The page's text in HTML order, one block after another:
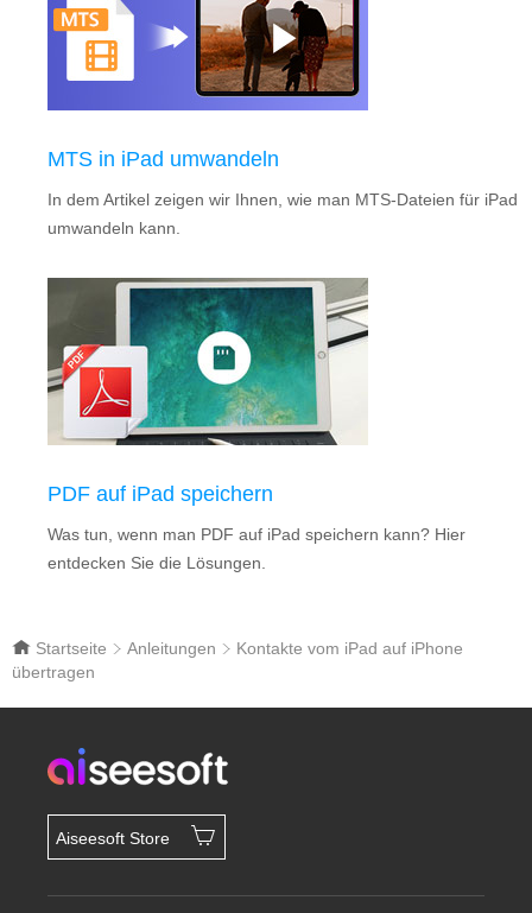
MTS in iPad umwandeln
In dem Artikel zeigen wir Ihnen, wie man MTS-Dateien für iPad
umwandeln kann.
PDF auf iPad speichern
Was tun, wenn man PDF auf iPad speichern kann? Hier
entdecken Sie die Lösungen.
Startseite Anleitungen
Kontakte vom iPad auf iPhone
übertragen
Aiseesoft Store